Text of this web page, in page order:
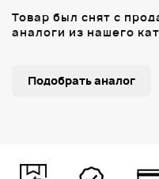
Товар был снят с
аналоги из нашего
Подобрать аналог